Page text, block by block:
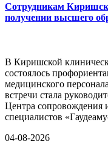
Сотрудникам
получении высшего
В Киришской
состоялось
медицинского
встречи стала
Центра сопровождения
специалистов
04-08-2026